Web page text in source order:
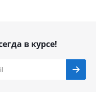
в курсе!